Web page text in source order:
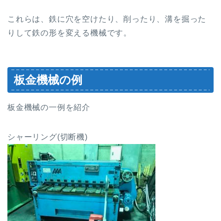
これらは、鉄に穴を空けたり、削ったり、溝を掘った
りして鉄の形を変える機械です。
板金機械の例
板金機械の一例を紹介
シャーリング(切断機)